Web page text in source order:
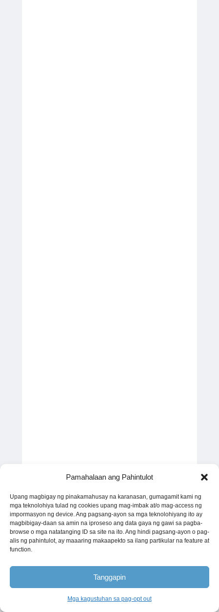
Pamahalaan ang Pahintulot
Upang magbigay ng pinakamahusay na karanasan, gumagamit kami ng
mga teknolohiya tulad ng cookies upang mag-imbak at/o mag-access ng
impormasyon ng device. Ang pagsang-ayon sa mga teknolohiyang ito ay
magbibigay-daan sa amin na iproseso ang data gaya ng gawi sa pagba-
browse o mga natatanging ID sa site na ito. Ang hindi pagsang-ayon o pag-
alis ng pahintulot, ay maaaring makaapekto sa ilang partikular na feature at
function.
Tanggapin
Mga kagustuhan sa pag-opt outTagalog